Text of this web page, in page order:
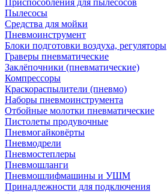
Приспособления для пылесосов
Пылесосы
Средства для мойки
Пневмоинструмент
Блоки подготовки воздуха, регуляторы
Граверы пневматические
Заклёпочники (пневматические)
Компрессоры
Краскораспылители (пневмо)
Наборы пневмоинструмента
Отбойные молотки пневматические
Пистолеты продувочные
Пневмогайковёрты
Пневмодрели
Пневмостеплеры
Пневмошланги
Пневмошлифмашины и УШМ
Принадлежности для подключения